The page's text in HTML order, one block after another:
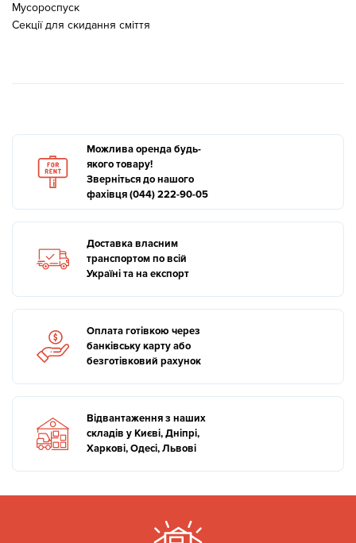
Мусороспуск
Секції для скидання сміття
Можлива оренда будь-
якого товару!
Зверніться до нашого
фахівця (044) 222-90-05
Доставка власним
транспортом по всій
Україні та на експорт
Оплата готівкою через
банківську карту або
безготівковий рахунок
Відвантаження з наших
складів у Києві, Дніпрі,
Харкові, Одесі, Львові